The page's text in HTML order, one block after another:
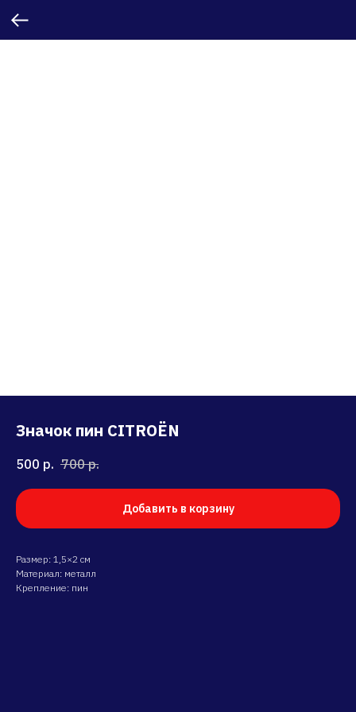
Значок пин CITROËN
500 р. 700 р.
Добавить в корзину
Размер: 1,5×2 см
Материал: металл
Крепление: пин